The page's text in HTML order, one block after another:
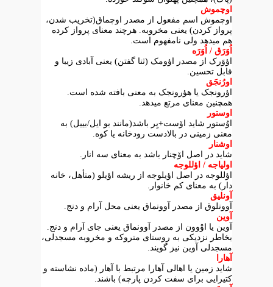
اوچموش
اوچموش اسم مفعول از مصدر اوچماق(تخریب شدن،
پرواز کردن) یعنی مخروبه. هرچند معنای پرواز کرده
هم میدهد ولی نامفهوم است.
اُوَرَق / اُوَرَه
اؤوَرک از مصدر اؤومک (ثنا گفتن) یعنی آبادی زیبا و
قابل تحسین.
اورُنجَق
اؤرونجک یا هؤرونجک به معنی بافته شده است.
همچنین معنای مرتع میدهد.
اوستور
اوُستور شاید اۆست+یِر باشد(مانند بو ایل/بییل) به
معنی زمینی در بالادست رودخانه یا کوه.
اوشنار
شاید در اصل اۆچنار باشد به معنای سه انار.
اولیاجه / اؤللوجه
اؤللوجه در اصل اؤیلوجه از ریشه اؤیلو (متأهل، خانه
دار) به معنای کم خانوار.
آونلیق
آوونلوق از مصدر آوونماق یعنی محل آرام و دنج.
آوین
آوین یا اوْوون از مصدر آوونماق یعنی جای آرام و دنج.
بخاطر نزدیکی به روستای متروکه و مخروبه مسجدلی،
مسجدلی آوین نیز گویند.
آهارا
شاید زمین یا اهالی آهارا مرتبط با آهار (ماده نشاسته و
کتیرایی برای سفت کردن پارچه) باشند.